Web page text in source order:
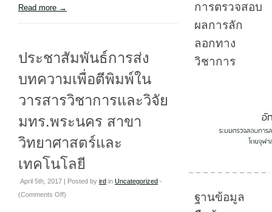
Read more →
ประชาสัมพันธ์การส่ง
บทความเพื่อตีพิมพ์ใน
วารสารวิชาการและวิจัย
มทร.พระนคร สาขา
วิทยาศาสตร์และ
เทคโนโลยี
April 5th, 2017 | Posted by ird in Uncategorized -
(Comments Offon
)
การตรวจสอบ
ผลการลัก
ลอกทาง
วิชาการ
ฐานข้อมูล